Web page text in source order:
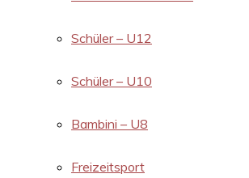
Schüler – U12
Schüler – U10
Bambini – U8
Freizeitsport